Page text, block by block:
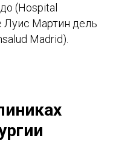
(Hospital
Луис Мартин дель
Madrid).